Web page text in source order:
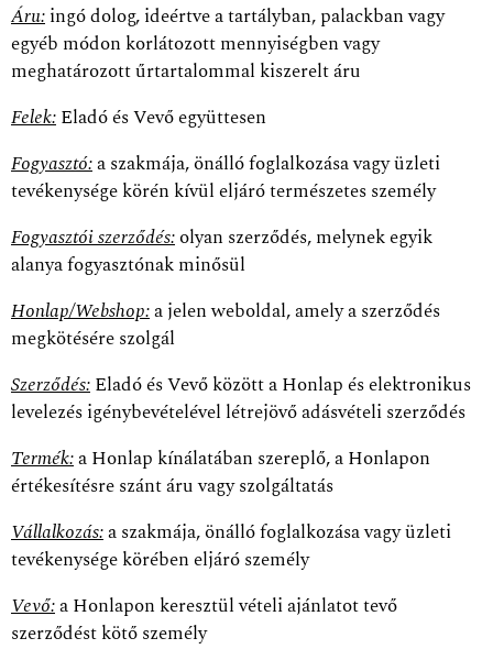
Áru:ingó dolog, ideértve a tartályban, palackban vagy
egyéb módon korlátozott mennyiségben vagy
meghatározott űrtartalommal kiszerelt áru
Felek:Eladó és Vevő együttesen
Fogyasztó:a szakmája, önálló foglalkozása vagy üzleti
tevékenysége körén kívül eljáró természetes személy
Fogyasztói szerződés:olyan szerződés, melynek egyik
alanya fogyasztónak minősül
Honlap/Webshop:a jelen weboldal, amely a szerződés
megkötésére szolgál
Szerződés:Eladó és Vevő között a Honlap és elektronikus
levelezés igénybevételével létrejövő adásvételi szerződés
Termék:a Honlap kínálatában szereplő, a Honlapon
értékesítésre szánt áru vagy szolgáltatás
Vállalkozás:a szakmája, önálló foglalkozása vagy üzleti
tevékenysége körében eljáró személy
Vevő:a Honlapon keresztül vételi ajánlatot tevő
szerződést kötő személy